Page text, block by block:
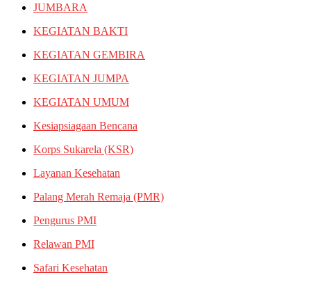
JUMBARA
KEGIATAN BAKTI
KEGIATAN GEMBIRA
KEGIATAN JUMPA
KEGIATAN UMUM
Kesiapsiagaan Bencana
Korps Sukarela (KSR)
Layanan Kesehatan
Palang Merah Remaja (PMR)
Pengurus PMI
Relawan PMI
Safari Kesehatan